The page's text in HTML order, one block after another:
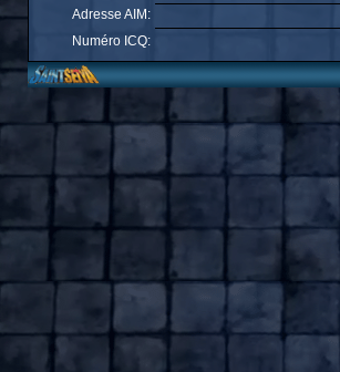
Adresse AIM:
Numéro ICQ: